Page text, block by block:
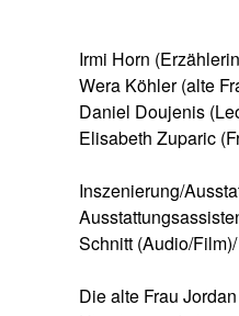
Irmi Horn
Wera Köhler (alte
Daniel Doujenis
Elisabeth Zuparic
Inszenierung/
Schnitt (Audio/
Die alte Frau